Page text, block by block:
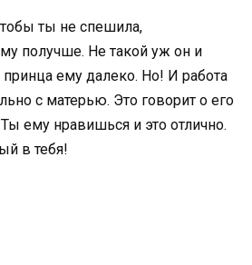
ты не спешила,
получше. Не такой уж он и
ему далеко. Но! И работа
с матерью. Это говорит о его
ему нравишься и это отлично.
в тебя!